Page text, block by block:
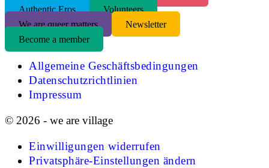
Authentic Eros
Volunteers
We are queer matters
Newsletter
Become a member
Allgemeine Geschäftsbedingungen
Datenschutzrichtlinien
Impressum
© 2026 - we are village
Einwilligungen widerrufen
Privatsphäre-Einstellungen ändern